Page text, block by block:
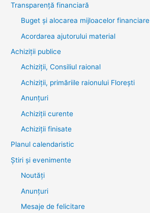
Transparenţă financiară
Buget și alocarea mijloacelor financiare
Acordarea ajutorului material
Achiziţii publice
Achiziții, Consiliul raional
Achiziții, primăriile raionului Florești
Anunțuri
Achiziții curente
Achiziții finisate
Planul calendaristic
Știri şi evenimente
Noutăţi
Anunţuri
Mesaje de felicitare